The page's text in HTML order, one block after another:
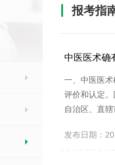
报考指
中医医术确
一、中医医
评价和认定
自治区、直
中医药主管
发布日期：